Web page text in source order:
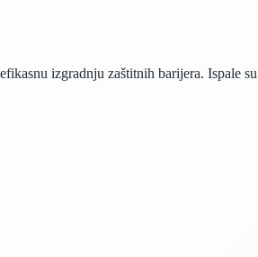
izgradnju zaštitnih barijera. Ispale